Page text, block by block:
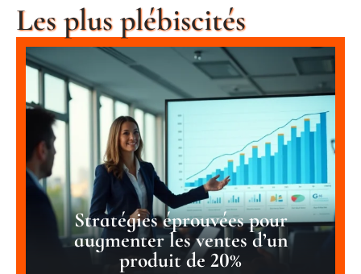
Les plus plébiscités
Stratégies éprouvées pour
augmenter les ventes d’un
produit de 20%